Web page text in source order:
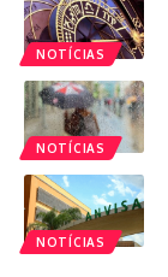
NOTÍCIAS
NOTÍCIAS
NOTÍCIAS